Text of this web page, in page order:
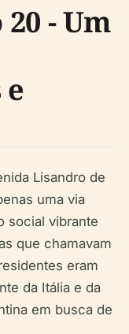
- Um
Lisandro de
uma via
social vibrante
que chamavam
eram
da Itália e da
em busca de